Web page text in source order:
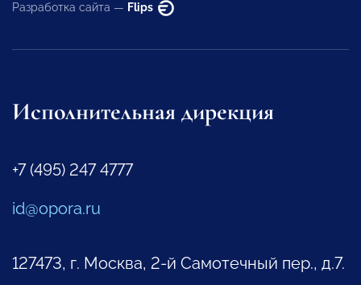
Разработка сайта — Flips
Исполнительная дирекция
+7 (495) 247 4777
id@opora.ru
127473, г. Москва, 2-й Самотечный пер., д.7.